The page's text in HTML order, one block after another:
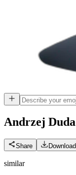
Andrzej Duda
Share Download
similar